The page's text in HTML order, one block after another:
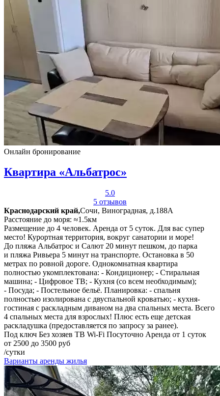
Онлайн бронирование
Квартира «Альбатрос»
5.0
5 отзывов
Краснодарский край,Сочи, Виноградная, д.188А
Расстояние до моря: ≈1.5км
Размещение до 4 человек. Аренда от 5 суток. Для вас супер
место! Курортная территория, вокруг санатории и море!
До пляжа Альбатрос и Салют 20 минут пешком, до парка
и пляжа Ривьера 5 минут на транспорте. Остановка в 50
метрах по ровной дороге. Однокомнатная квартира
полностью укомплектована: - Кондиционер; - Стиральная
машина; - Цифровое ТВ; - Кухня (со всем необходимым);
- Посуда; - Постельное бельё. Планировка: - спальня
полностью изолирована с двуспальной кроватью; - кухня-
гостиная с раскладным диваном на два спальных места. Всего
4 спальных места для взрослых! Плюс есть еще детская
раскладушка (предоставляется по запросу за ранее).
Под ключ Без хозяев ТВ Wi-Fi Посуточно Аренда от 1 суток
от 2500 до 3500 руб
/сутки
Варианты аренды жилья